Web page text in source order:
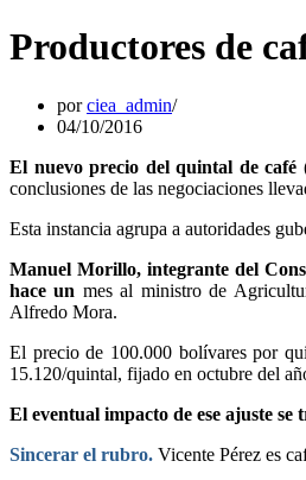
Productores de
porciea_admin
04/10/2016
El nuevo precio del quintal de café
conclusiones de las negociaciones
Esta instancia agrupa a autoridades
Manuel Morillo, integrante del
hace un mes al ministro de
Alfredo Mora.
El precio de 100.000 bolívares por
15.120/quintal, fijado en octubre del
El eventual impacto de ese ajuste
Sincerar el rubro. Vicente Pérez es